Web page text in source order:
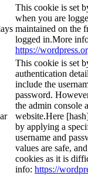
This cookie is set
when you are
maintained on the
logged in.More
https://
This cookie is set
authentication
include the
password.
the admin console
website.Here
by applying a
username and
values are safe,
cookies as it is
info: https://